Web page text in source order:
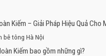
Kiếm – Giải Pháp Hiệu Quả Cho
bê tông Hà Nội
Kiếm bao gồm những gì?